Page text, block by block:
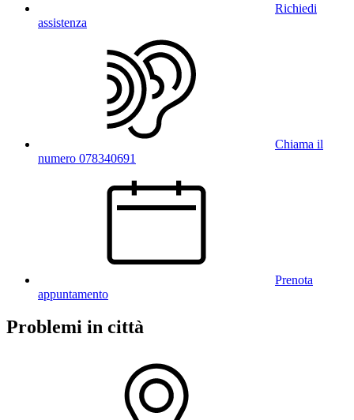
Richiedi
assistenza
Chiama il
numero 078340691
Prenota
appuntamento
Problemi in città